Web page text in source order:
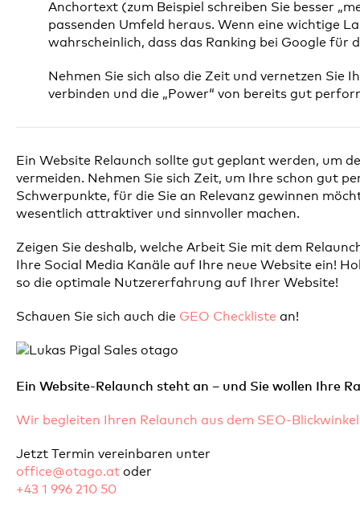
Anchortext (zum Beispiel schreiben Sie besser
passenden Umfeld heraus. Wenn eine wichtige
wahrscheinlich, dass das Ranking bei Google für
Nehmen Sie sich also die Zeit und vernetzen Sie
verbinden und die „Power“ von bereits gut
Ein Website Relaunch sollte gut geplant werden, um
vermeiden. Nehmen Sie sich Zeit, um Ihre schon gut
Schwerpunkte, für die Sie an Relevanz gewinnen
wesentlich attraktiver und sinnvoller machen.
Zeigen Sie deshalb, welche Arbeit Sie mit dem
Ihre Social Media Kanäle auf Ihre neue Website ein!
so die optimale Nutzererfahrung auf Ihrer Website!
Schauen Sie sich auch die GEO Checkliste an!
Ein Website-Relaunch steht an – und Sie wollen Ihre
Wir begleiten Ihren Relaunch aus dem SEO-
Jetzt Termin vereinbaren unter
office@otago.at oder
+43 1 996 210 50